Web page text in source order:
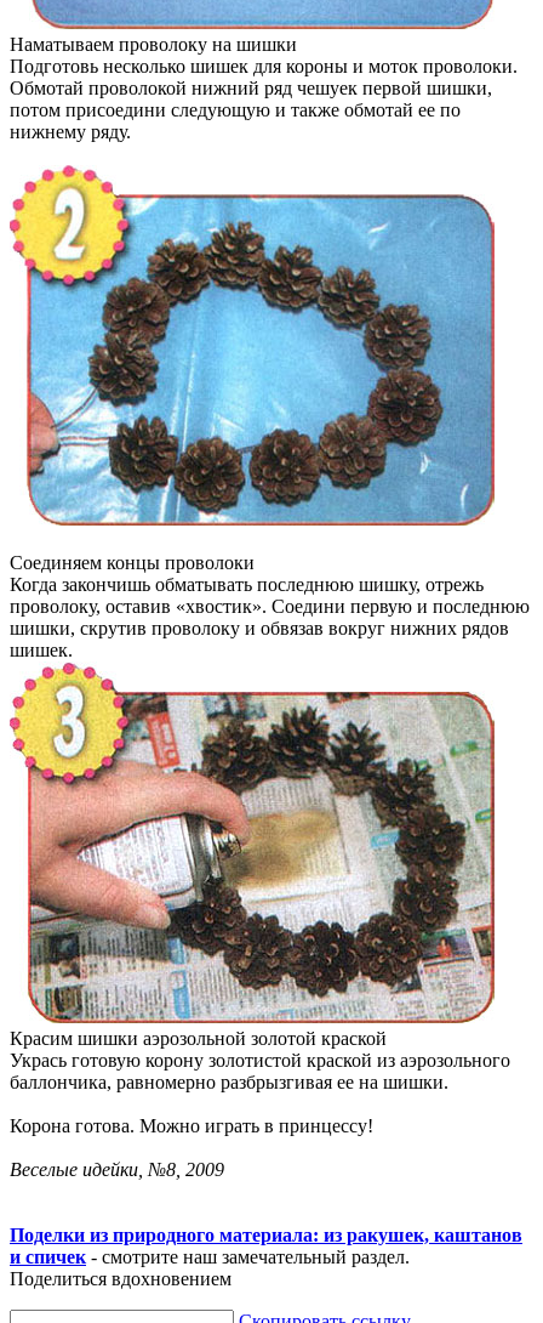
Наматываем проволоку на шишки
Подготовь несколько шишек для короны и моток проволоки.
Обмотай проволокой нижний ряд чешуек первой шишки,
потом присоедини следующую и также обмотай ее по
нижнему ряду.
Соединяем концы проволоки
Когда закончишь обматывать последнюю шишку, отрежь
проволоку, оставив «хвостик». Соедини первую и последнюю
шишки, скрутив проволоку и обвязав вокруг нижних рядов
шишек.
Красим шишки аэрозольной золотой краской
Укрась готовую корону золотистой краской из аэрозольного
баллончика, равномерно разбрызгивая ее на шишки.
Корона готова. Можно играть в принцессу!
Веселые идейки, №8, 2009
Поделки из природного материала: из ракушек, каштанов
и спичек - смотрите наш замечательный раздел.
Поделиться вдохновением